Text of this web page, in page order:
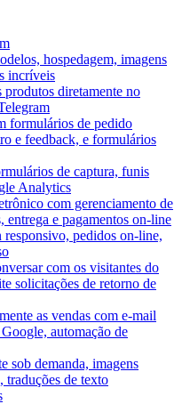
hospedagem, imagens
incríveis
produtos diretamente no
formulários de pedido
e feedback, e formulários
de captura, funis
Analytics
com gerenciamento de
entrega e pagamentos on-line
responsivo, pedidos on-line,
com os visitantes do
solicitações de retorno de
as vendas com e-mail
automação de
sob demanda, imagens
traduções de texto